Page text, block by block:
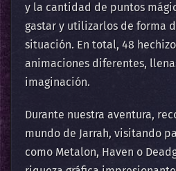
y la cantidad de puntos
gastar y utilizarlos de forma
situación. En total, 48
animaciones diferentes,
imaginación.
Durante nuestra aventura,
mundo de Jarrah, visitando
como Metalon, Haven o